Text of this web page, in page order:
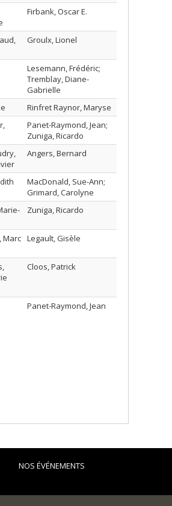
Firbank, Oscar E.
Groulx, Lionel
Lesemann, Frédéric;
Tremblay, Diane-
Gabrielle
Rinfret Raynor, Maryse
Panet-Raymond, Jean;
Zuniga, Ricardo
Angers, Bernard
MacDonald, Sue-Ann;
Grimard, Carolyne
Zuniga, Ricardo
Marc Legault, Gisèle
Cloos, Patrick
Panet-Raymond, Jean
NOS ÉVÉNEMENTS